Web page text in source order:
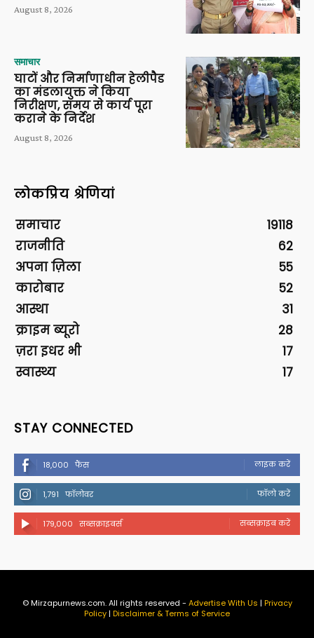
August 8, 2026
समाचार
घाटों और निर्माणाधीन हेलीपैड
का मंडलायुक्त ने किया
निरीक्षण, समय से कार्य पूरा
कराने के निर्देश
August 8, 2026
लोकप्रिय श्रेणियां
समाचार
19118
राजनीति
62
अपना ज़िला
55
कारोबार
52
आस्था
31
क्राइम ब्यूरो
28
ज़रा इधर भी
17
स्वास्थ्य
17
STAY CONNECTED
18,000 फैंस लाइक करें
1,791 फॉलोवर फॉलो करें
179,000 सब्सक्राइबर्स सब्सक्राइब करें
© Mirzapurnews.com. All rights reserved - Advertise With Us | Privacy
Policy| Disclaimer & Terms of Service